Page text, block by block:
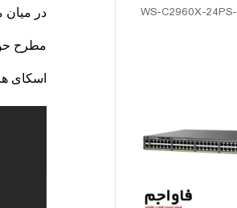
در میان
اسکای
24 پورت WS-C2960X-24PS-